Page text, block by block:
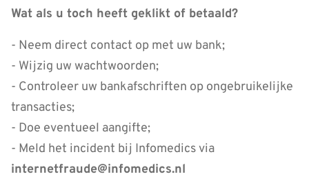
Wat als u toch heeft geklikt of betaald?
- Neem direct contact op met uw bank;
- Wijzig uw wachtwoorden;
- Controleer uw bankafschriften op ongebruikelijke
transacties;
- Doe eventueel aangifte;
- Meld het incident bij Infomedics via
internetfraude@infomedics.nl